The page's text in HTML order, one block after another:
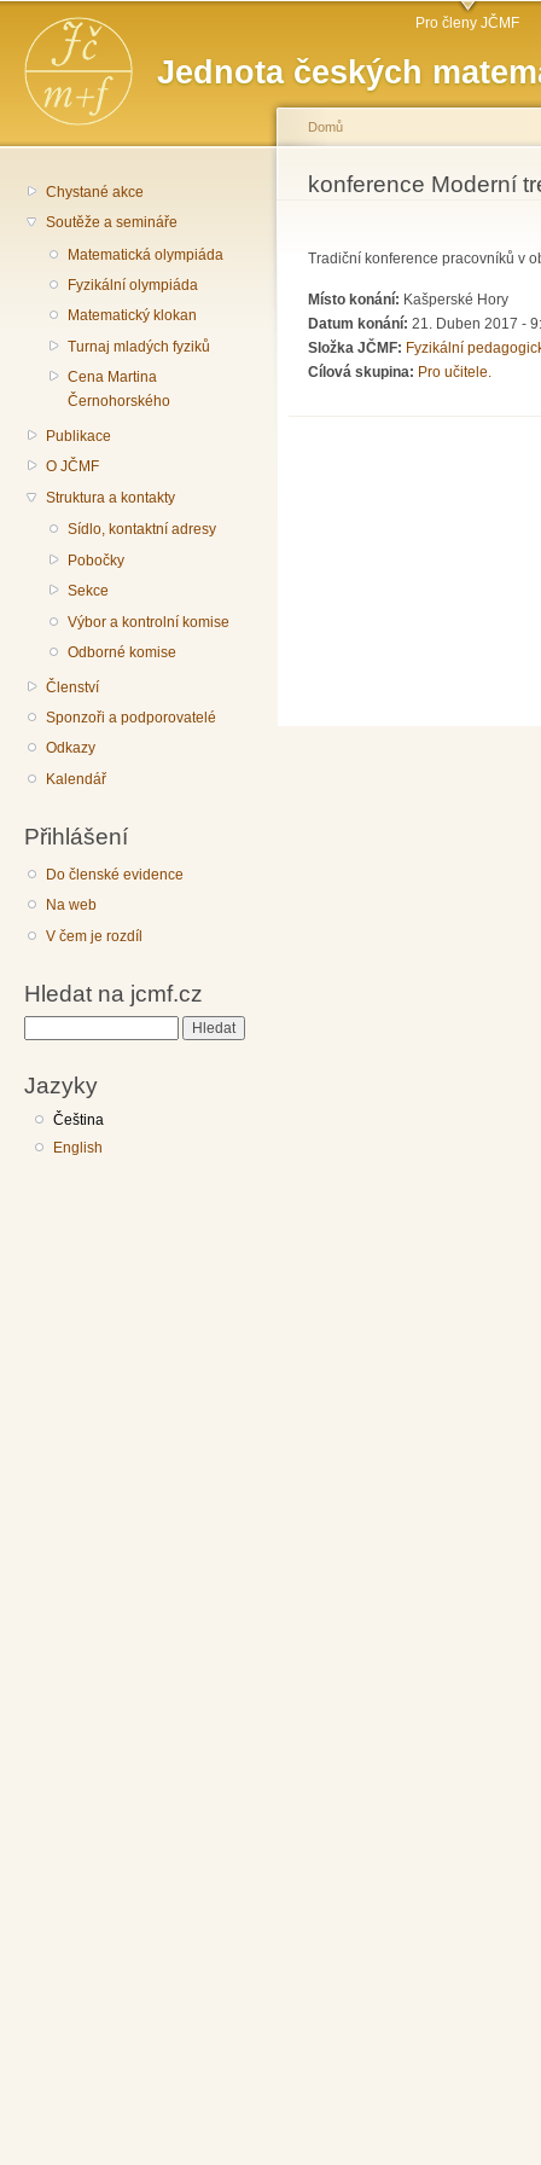
Jednota českých
Hlavní menu Pro členy JČMF
Chystané akce
Soutěže a semináře
Matematická olympiáda
Fyzikální olympiáda
Matematický klokan
Turnaj mladých fyziků
Cena Martina
Černohorského
Publikace
O JČMF
Struktura a kontakty
Sídlo, kontaktní adresy
Pobočky
Sekce
Výbor a kontrolní komise
Odborné komise
Členství
Sponzoři a podporovatelé
Odkazy
Kalendář
Přihlášení
Do členské evidence
Na web
V čem je rozdíl
Hledat na jcmf.cz
Jazyky
Čeština
English
Jste zde
Domů
konference Moderní
Tradiční konference pracovníků v
Místo konání: Kašperské Hory
Datum konání: 21. Duben 2017 -
Složka JČMF: Fyzikální
Cílová skupina: Pro učitele.